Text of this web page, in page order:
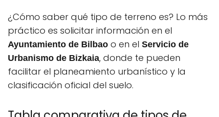
¿Cómo saber qué tipo de terreno es? Lo más
práctico es solicitar información en el
Ayuntamiento de Bilbao o en el Servicio de
Urbanismo de Bizkaia, donde te pueden
facilitar el planeamiento urbanístico y la
clasificación oficial del suelo.